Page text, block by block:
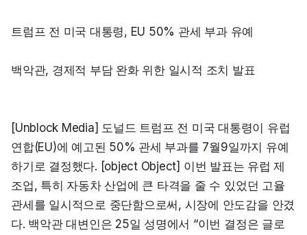
트럼프 전 미국 대통령, EU 50% 관세 부과 유예
백악관, 경제적 부담 완화 위한 일시적 조치 발표
[Unblock Media] 도널드 트럼프 전 미국 대통령이 유럽
연합(EU)에 예고된 50% 관세 부과를 7월9일까지 유예
하기로 결정했다. [object Object] 이번 발표는 유럽 제
조업, 특히 자동차 산업에 큰 타격을 줄 수 있었던 고율
관세를 일시적으로 중단함으로써, 시장에 안도감을 안겼
다. 백악관 대변인은 25일 성명에서 “이번 결정은 글로